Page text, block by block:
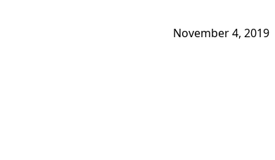
November 4, 2019